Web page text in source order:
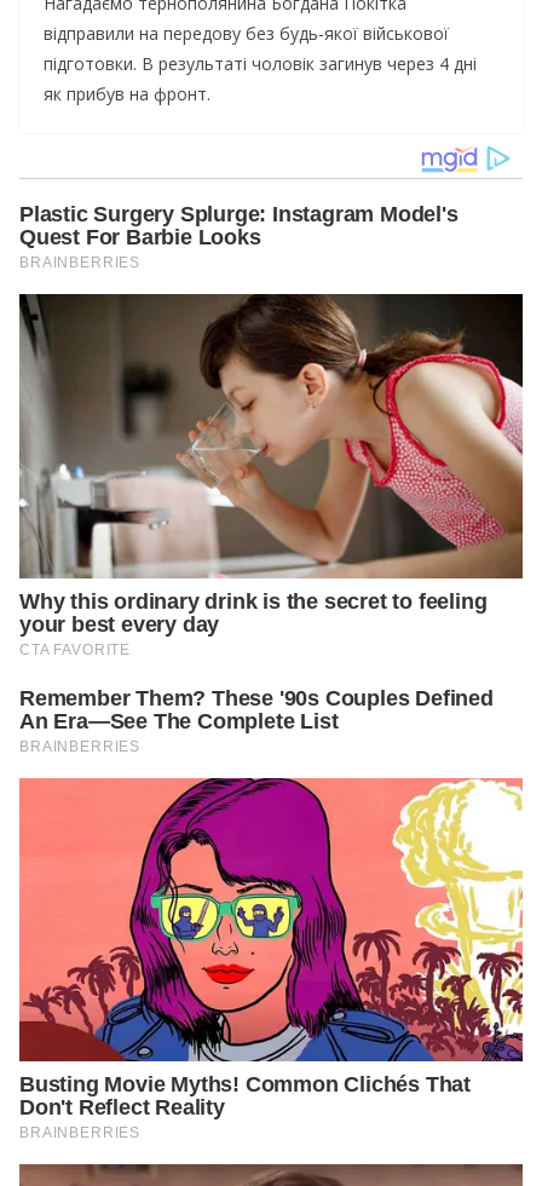
відправили на передову без будь-якої військової
підготовки. В результаті чоловік загинув через 4 дні
як прибув на фронт.